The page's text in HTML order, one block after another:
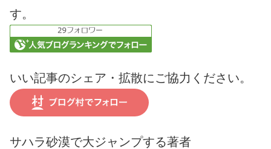
す。
いい記事のシェア・拡散にご協力ください。
サハラ砂漠で大ジャンプする著者